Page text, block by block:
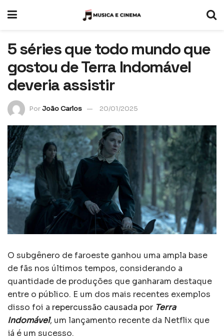
5 séries que todo mundo que
gostou de Terra Indomável
deveria assistir
PorJoão Carlos 20/01/2025
O subgênero de faroeste ganhou uma ampla base
de fãs nos últimos tempos, considerando a
quantidade de produções que ganharam destaque
entre o público. E um dos mais recentes exemplos
disso foi a repercussão causada por Terra
Indomável, um lançamento recente da Netflix que
já é um sucesso.